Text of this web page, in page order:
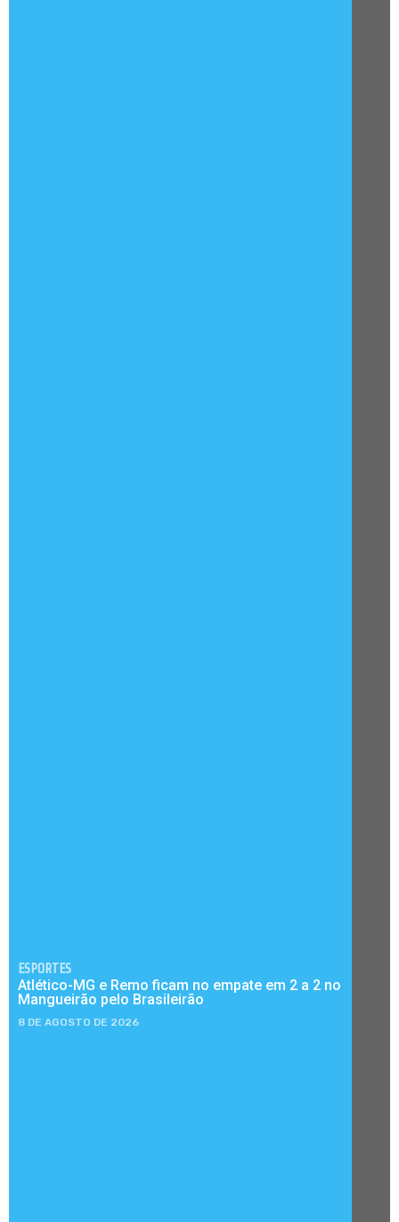
ESPORTES
Atlético-MG e Remo ficam no empate em 2 a 2 no
Mangueirão pelo Brasileirão
8 DE AGOSTO DE 2026